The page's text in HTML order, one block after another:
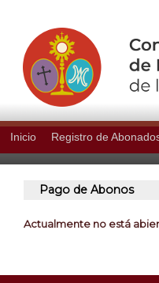
Inicio Registro de
Pago de Abonos
Actualmente no está